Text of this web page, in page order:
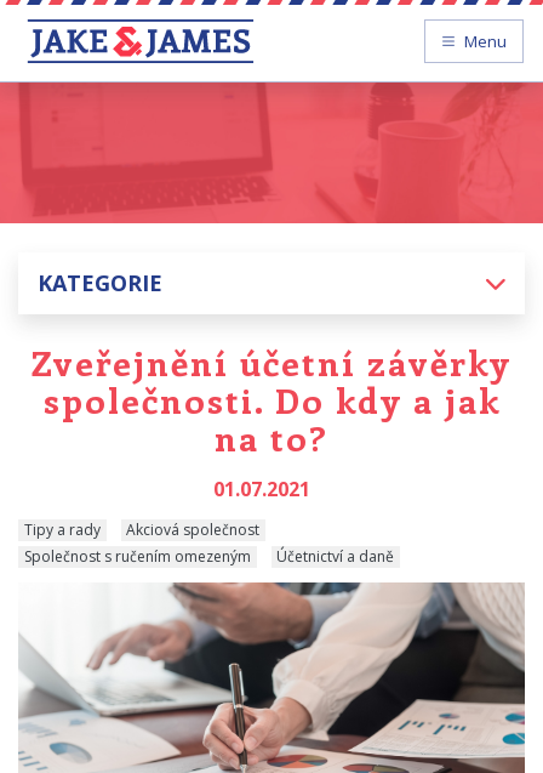
Menu
KATEGORIE
Zveřejnění účetní závěrky
společnosti. Do kdy a jak
na to?
01.07.2021
Tipy a rady
Akciová společnost
Společnost s ručením omezeným
Účetnictví a daně